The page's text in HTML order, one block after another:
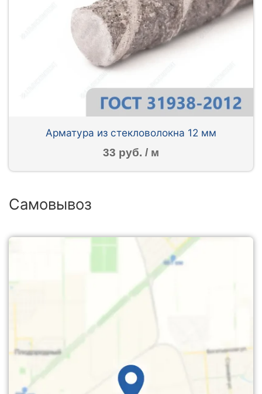
Арматура из стекловолокна 12 мм
33 руб. / м
Самовывоз